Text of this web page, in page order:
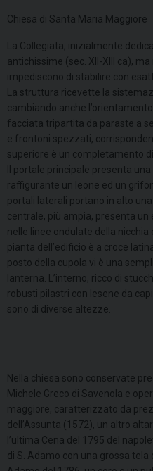
Chiesa di Santa Maria Maggiore
La Collegiata, inizialmente
antichissime (sec. XII-XIII ca),
impediscono di stabilire con
La struttura ricevette la
cambiando anche
facciata tripartita da paraste a
e frontoni spezzati,
superiore è un completamento
Il portale principale presenta
raffigurante un leone ed un
portali laterali portano in alto
centrale, più ampia, presenta
nelle linee ondulate della
pianta dell’edificio è a croce
posto della cupola vi è una
lanterna. L’interno, ricco di
robusti pilastri con lesene da
sono di diverse altezze.
Nella chiesa sono conservate
Michele Greco di Savenola e
maggiore, caratterizzato da
dell’Assunta (1572), un altro
l’ultima Cena del 1795 del
di S. Adamo con una grossa